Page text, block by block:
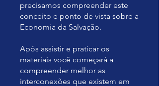
precisamos compreender este
conceito e ponto de vista sobre a
Economia da Salvação.
Após assistir e praticar os
materiais você começará a
compreender melhor as
interconexões que existem em